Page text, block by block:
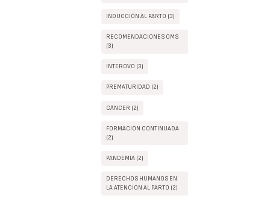
INDUCCIÓN AL PARTO (3)
RECOMENDACIONES OMS
(3)
INTEROVO (3)
PREMATURIDAD (2)
CÁNCER (2)
FORMACIÓN CONTINUADA
(2)
PANDEMIA (2)
DERECHOS HUMANOS EN
LA ATENCIÓN AL PARTO (2)